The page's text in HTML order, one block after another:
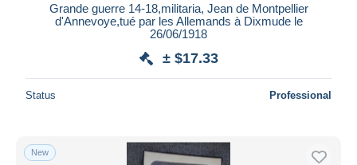
Grande guerre 14-18,militaria, Jean de Montpellier
d'Annevoye,tué par les Allemands à Dixmude le
26/06/1918
± $17.33
Status Professional
New